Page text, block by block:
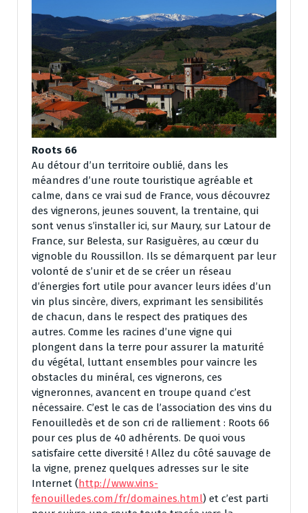
Roots 66
Au détour d’un territoire oublié, dans les
méandres d’une route touristique agréable et
calme, dans ce vrai sud de France, vous découvrez
des vignerons, jeunes souvent, la trentaine, qui
sont venus s’installer ici, sur Maury, sur Latour de
France, sur Belesta, sur Rasiguères, au cœur du
vignoble du Roussillon. Ils se démarquent par leur
volonté de s’unir et de se créer un réseau
d’énergies fort utile pour avancer leurs idées d’un
vin plus sincère, divers, exprimant les sensibilités
de chacun, dans le respect des pratiques des
autres. Comme les racines d’une vigne qui
plongent dans la terre pour assurer la maturité
du végétal, luttant ensembles pour vaincre les
obstacles du minéral, ces vignerons, ces
vigneronnes, avancent en troupe quand c’est
nécessaire. C’est le cas de l’association des vins du
Fenouilledès et de son cri de ralliement : Roots 66
pour ces plus de 40 adhérents. De quoi vous
satisfaire cette diversité ! Allez du côté sauvage de
la vigne, prenez quelques adresses sur le site
Internet (http://www.vins-
fenouilledes.com/fr/domaines.html) et c’est parti